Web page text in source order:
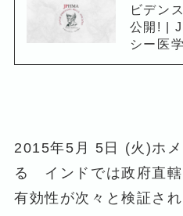
ビデン
公開! |
シー医
2015年5月 5日 (火)ホ
る インドでは政府直
有効性が次々と検証さ